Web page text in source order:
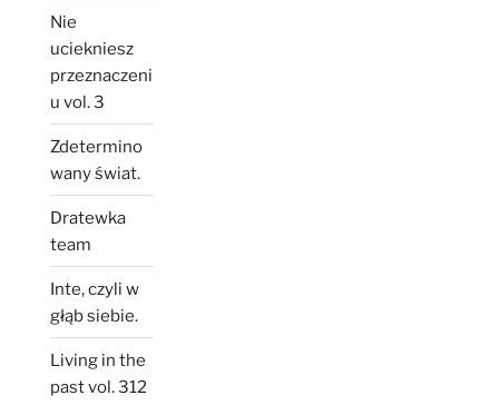
Nie
uciekniesz
przeznaczeni
u vol. 3
Zdetermino
wany świat.
Dratewka
team
Inte, czyli w
głąb siebie.
Living in the
past vol. 312